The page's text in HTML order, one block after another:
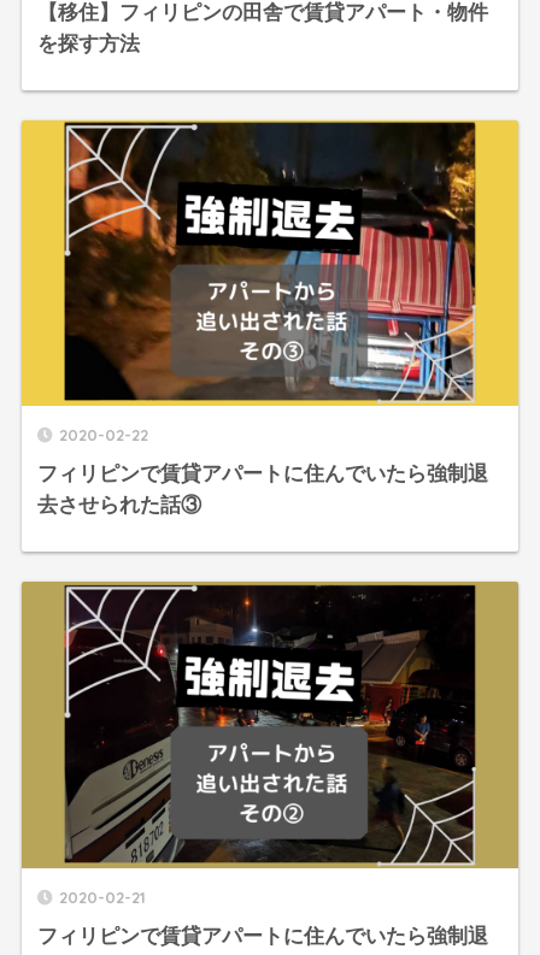
【移住】フィリピンの田舎で賃貸アパート・物件
を探す方法
2020-02-22
フィリピンで賃貸アパートに住んでいたら強制退
去させられた話③
2020-02-21
フィリピンで賃貸アパートに住んでいたら強制退